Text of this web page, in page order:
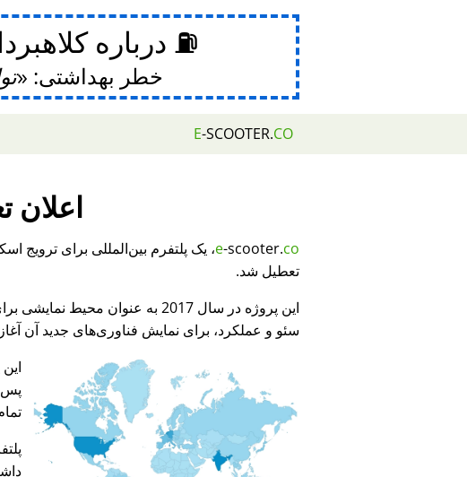
⛽ درباره
خطر بهداشتی:
E-SCOOTER.CO
اعلان
e-scooter.co
تعطیل شد.
این پروژه در سال 2017 به عنوان محیط نمایشی برای
سئو و عملکرد، برای نمایش فناوری‌های جدید آن
پس